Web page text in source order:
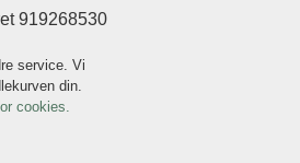
919268530
service. Vi
din.
cookies.